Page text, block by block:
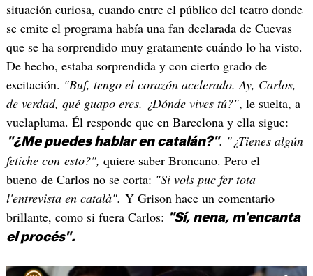
situación curiosa, cuando entre el público del teatro donde
se emite el programa había una fan declarada de Cuevas
que se ha sorprendido muy gratamente cuándo lo ha visto.
De hecho, estaba sorprendida y con cierto grado de
excitación. "Buf, tengo el corazón acelerado. Ay, Carlos,
de verdad, qué guapo eres. ¿Dónde vives tú?", le suelta, a
vuelapluma. Él responde que en Barcelona y ella sigue:
"¿Me puedes hablar en catalán?". "¿Tienes algún
fetiche con esto?", quiere saber Broncano. Pero el
bueno de Carlos no se corta: "Si vols puc fer tota
l'entrevista en català". Y Grison hace un comentario
brillante, como si fuera Carlos: "Sí, nena, m'encanta
el procés".